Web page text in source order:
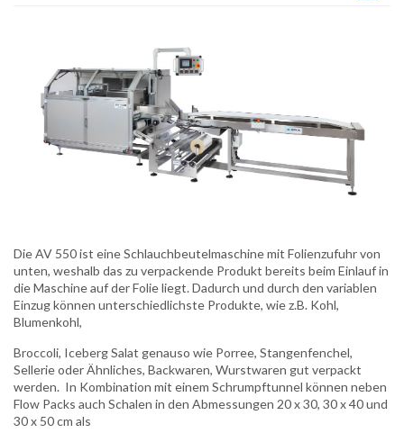
Die AV 550 ist eine Schlauchbeutelmaschine mit Folienzufuhr von
unten, weshalb das zu verpackende Produkt bereits beim Einlauf in
die Maschine auf der Folie liegt. Dadurch und durch den variablen
Einzug können unterschiedlichste Produkte, wie z.B. Kohl,
Blumenkohl,
Broccoli, Iceberg Salat genauso wie Porree, Stangenfenchel,
Sellerie oder Ähnliches, Backwaren, Wurstwaren gut verpackt
werden. In Kombination mit einem Schrumpftunnel können neben
Flow Packs auch Schalen in den Abmessungen 20 x 30, 30 x 40 und
30 x 50 cm als